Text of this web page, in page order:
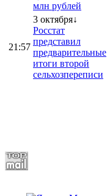
млн рублей
21:57
3 октября↓
Росстат
представил
предварительные
итоги второй
сельхозпереписи